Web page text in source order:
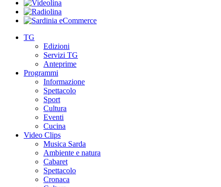
TG
Edizioni
Servizi TG
Anteprime
Programmi
Informazione
Spettacolo
Sport
Cultura
Eventi
Cucina
Video Clips
Musica Sarda
Ambiente e natura
Cabaret
Spettacolo
Cronaca